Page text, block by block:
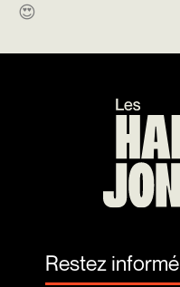
😍
Restez informé